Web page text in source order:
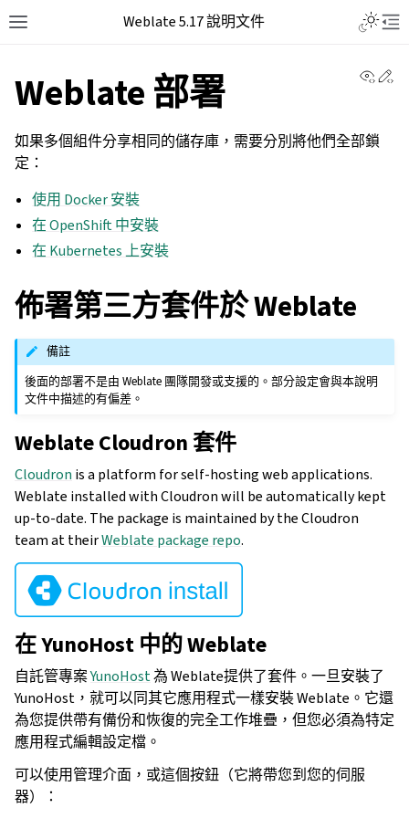
Weblate 5.17 說明文件
Weblate 部署
如果多個組件分享相同的儲存庫，需要分別將他們全部鎖
定：
使用 Docker 安裝
在 OpenShift 中安裝
在 Kubernetes 上安裝
佈署第三方套件於 Weblate
備註
後面的部署不是由 Weblate 團隊開發或支援的。部分設定會與本說明
文件中描述的有偏差。
Weblate Cloudron 套件
Cloudron is a platform for self-hosting web applications.
Weblate installed with Cloudron will be automatically kept
up-to-date. The package is maintained by the Cloudron
team at theirWeblate package repo.
在 YunoHost 中的 Weblate
自託管專案YunoHost為 Weblate提供了套件。一旦安裝了
YunoHost，就可以同其它應用程式一樣安裝 Weblate。它還
為您提供帶有備份和恢復的完全工作堆疊，但您必須為特定
應用程式編輯設定檔。
可以使用管理介面，或這個按鈕（它將帶您到您的伺服
器）：